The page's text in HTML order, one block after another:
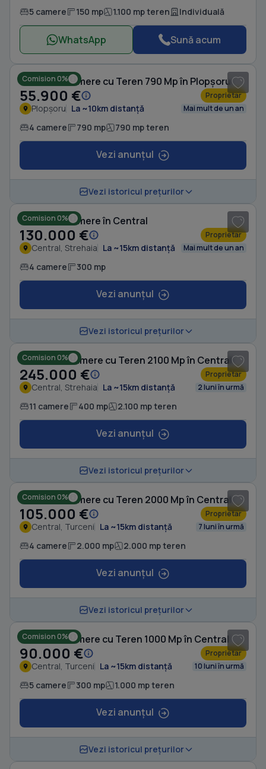
5 camere 150 mp 1.100 mp teren Individuală
WhatsApp Sună acum
Comision 0%
Casă cu 4 camere cu Teren 790 Mp în Plopșoru
55.900 € Proprietar
Plopșoru La ~10km distanță Mai mult de un an
4 camere 790 mp 790 mp teren
Vezi anunțul
Vezi istoricul prețurilor
Comision 0%
Casă cu 4 camere în Central
130.000 € Proprietar
Central, Strehaia La ~15km distanță Mai mult de un an
4 camere 300 mp
Vezi anunțul
Vezi istoricul prețurilor
Comision 0%
Casă cu 11 camere cu Teren 2100 Mp în Central
245.000 € Proprietar
Central, Strehaia La ~15km distanță 2 luni în urmă
11 camere 400 mp 2.100 mp teren
Vezi anunțul
Vezi istoricul prețurilor
Comision 0%
Casă cu 4 camere cu Teren 2000 Mp în Central
105.000 € Proprietar
Central, Turceni La ~15km distanță 7 luni în urmă
4 camere 2.000 mp 2.000 mp teren
Vezi anunțul
Vezi istoricul prețurilor
Comision 0%
Casă cu 5 camere cu Teren 1000 Mp în Central
90.000 € Proprietar
Central, Turceni La ~15km distanță 10 luni în urmă
5 camere 300 mp 1.000 mp teren
Vezi anunțul
Vezi istoricul prețurilor